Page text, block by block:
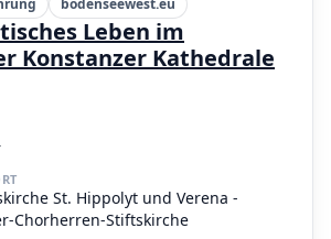
bodenseewest.eu
Leben im
Konstanzer Kathedrale
St. Hippolyt und Verena -
Chorherren-Stiftskirche